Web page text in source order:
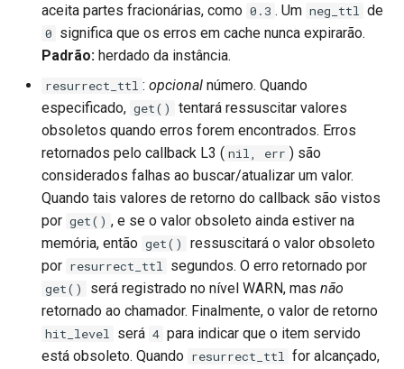
aceita partes fracionárias, como 0.3 . Um neg_ttl de
0 significa que os erros em cache nunca expirarão.
Padrão: herdado da instância.
resurrect_ttl : opcional número. Quando
especificado, get()
tentará ressuscitar valores
obsoletos quando erros forem encontrados. Erros
retornados pelo callback L3 ( nil, err ) são
considerados falhas ao buscar/atualizar um valor.
Quando tais valores de retorno do callback são vistos
por get() , e se o valor obsoleto ainda estiver na
memória, então get()
ressuscitará o valor obsoleto
por resurrect_ttl segundos. O erro retornado por
get() será registrado no nível WARN, mas não
retornado ao chamador. Finalmente, o valor de retorno
hit_level será 4 para indicar que o item servido
está obsoleto. Quando resurrect_ttl for alcançado,